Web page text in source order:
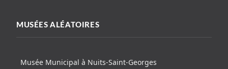
MUSÉES ALÉATOIRES
Musée Municipal à Nuits-Saint-Georges